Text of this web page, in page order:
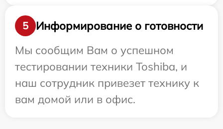
5
Информирование о готовности
Мы сообщим Вам о успешном
тестировании техники Toshiba, и
наш сотрудник привезет технику к
вам домой или в офис.